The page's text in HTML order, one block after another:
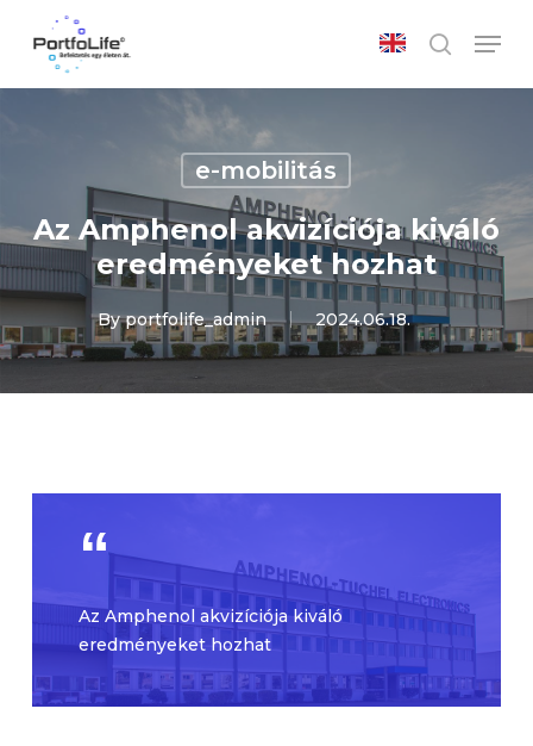
search
e-mobilitás
Az Amphenol akvizíciója kiváló
eredményeket hozhat
By portfolife_admin 2024.06.18.
Az Amphenol akvizíciója kiváló
eredményeket hozhat